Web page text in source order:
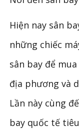
Hiện nay sân
những chiếc
sân bay để
địa phương và
Lần này cùng
bay quốc tế